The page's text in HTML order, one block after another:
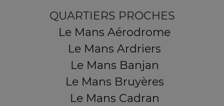
QUARTIERS PROCHES
Le Mans Aérodrome
Le Mans Ardriers
Le Mans Banjan
Le Mans Bruyères
Le Mans Cadran